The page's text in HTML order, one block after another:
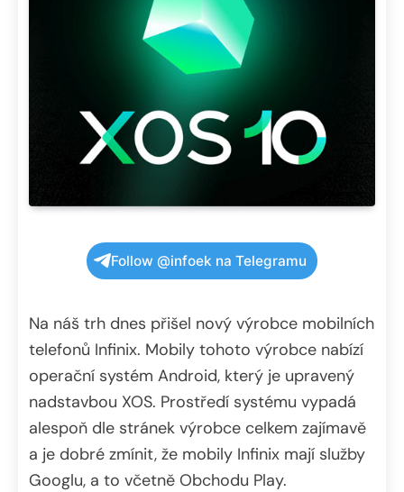
Follow @infoek na Telegramu
Na náš trh dnes přišel nový výrobce mobilních
telefonů Infinix. Mobily tohoto výrobce nabízí
operační systém Android, který je upravený
nadstavbou XOS. Prostředí systému vypadá
alespoň dle stránek výrobce celkem zajímavě
a je dobré zmínit, že mobily Infinix mají služby
Googlu, a to včetně Obchodu Play.